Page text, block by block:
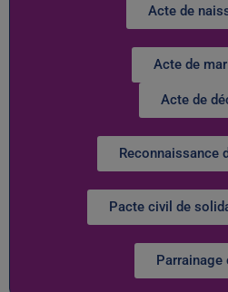
Acte de
Acte de
Acte de
Reconnaissance
Pacte civil de
Parrainage